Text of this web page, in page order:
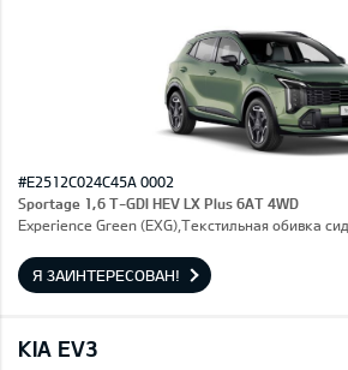
#E2512C024C45A 0002
Sportage 1,6 T-GDI HEV LX Plus 6AT 4WD
Experience Green (EXG),Текстильная обивка
Я ЗАИНТЕРЕСОВАН!
KIA EV3